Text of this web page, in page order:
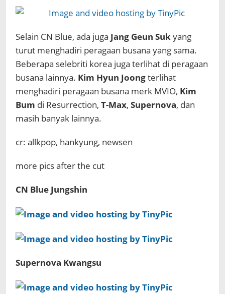
Selain CN Blue, ada juga Jang Geun Sukyang
turut menghadiri peragaan busana yang sama.
Beberapa selebriti korea juga terlihat di peragaan
busana lainnya. Kim Hyun Joongterlihat
menghadiri peragaan busana merk MVIO, Kim
Bum di Resurrection, T-Max, Supernova, dan
masih banyak lainnya.
cr: allkpop, hankyung, newsen
more pics after the cut
CN Blue Jungshin
Supernova Kwangsu